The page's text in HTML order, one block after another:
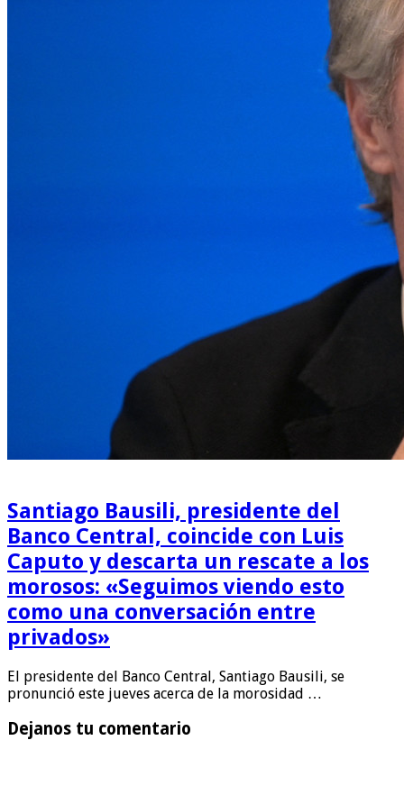
Santiago Bausili, presidente del
Banco Central, coincide con Luis
Caputo y descarta un rescate a los
morosos: «Seguimos viendo esto
como una conversación entre
privados»
El presidente del Banco Central, Santiago Bausili, se
pronunció este jueves acerca de la morosidad …
Dejanos tu comentario